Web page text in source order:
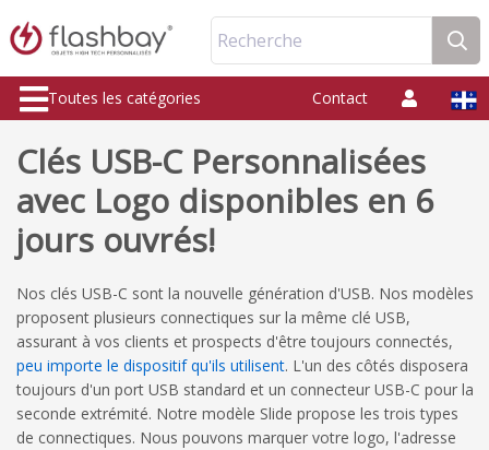
Recherche
Toutes les catégories Contact
Clés USB-C Personnalisées
avec Logo disponibles en 6
jours ouvrés!
Nos clés USB-C sont la nouvelle génération d'USB. Nos modèles
proposent plusieurs connectiques sur la même clé USB,
assurant à vos clients et prospects d'être toujours connectés,
peu importe le dispositif qu'ils utilisent. L'un des côtés disposera
toujours d'un port USB standard et un connecteur USB-C pour la
seconde extrémité. Notre modèle Slide propose les trois types
de connectiques. Nous pouvons marquer votre logo, l'adresse